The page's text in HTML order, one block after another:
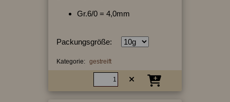
Gr.6/0 = 4,0mm
Packungsgröße:
Kategorie: gestreift